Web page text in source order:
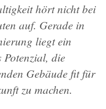
hört nicht bei
auf. Gerade in
liegt ein
Potenzial, die
Gebäude fit für
zu machen.